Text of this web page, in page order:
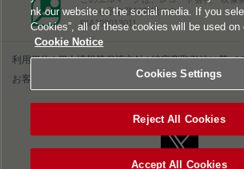
ンツを示す登録商標です。
RIAJ00013011
利用規約|個人情報等保護方針|特定商取引法に基づ
お客様情報の外部送信について|Cookies Settings
nk our website to the social media. If you
Cookies”, all of these cookies will be used on
Cookie Notice
Cookies Settings
Reject All Cookies
Accept All Cookies